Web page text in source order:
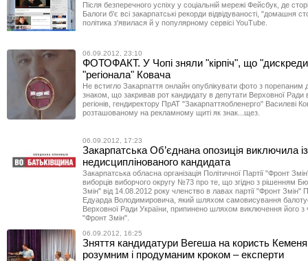
Після безперечного успіху у соціальній мережі Фейсбук, де
Балоги б'є всі закарпатські рекорди відвідуваності, "домашня
політика з'явилася й у популярному сервісі YouTube.
06.09.2012, 23:10
ФОТОФАКТ. У Чопі зняли "кірпіч", що
"регіонала" Ковача
Не встигло Закарпаття онлайн опублікувати фото з порепаним
знаком, що закривав рот кандидату в депутати Верховної Ради
регіонів, гендиректору ПрАТ "Закарпаттяобленерго" Василеві
розташованому на рекламному щиті як знак...щез.
06.09.2012, 17:23
Закарпатська Об’єднана опозиція виключила
недисциплінованого кандидата
Закарпатська обласна організація Політичної Партії "Фронт
виборців виборчого округу №73 про те, що згідно з рішенням
Змін" від 14.08.2012 року членство в лавах партії "Фронт Змін"
Едуарда Володимировича, який шляхом самовисування
Верховної Ради України, припинено шляхом виключення його з
"Фронт Змін".
06.09.2012, 16:25
Зняття кандидатури Вегеша на користь
розумним і продуманим кроком – експерти